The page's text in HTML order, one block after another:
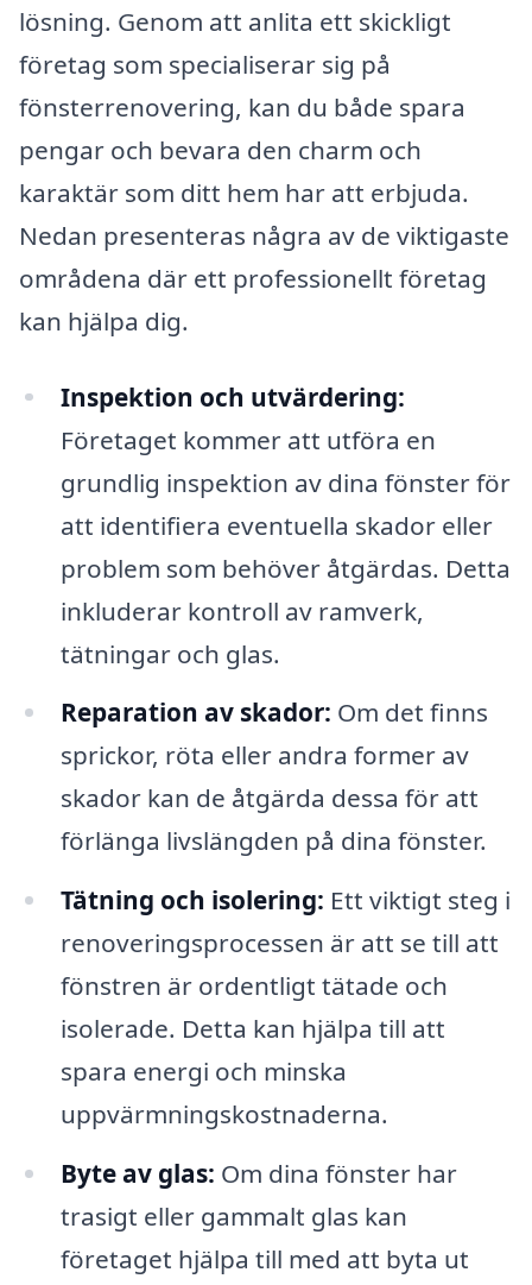
lösning. Genom att anlita ett skickligt
företag som specialiserar sig på
fönsterrenovering, kan du både spara
pengar och bevara den charm och
karaktär som ditt hem har att erbjuda.
Nedan presenteras några av de viktigaste
områdena där ett professionellt företag
kan hjälpa dig.
Inspektion och utvärdering:
Företaget kommer att utföra en
grundlig inspektion av dina fönster för
att identifiera eventuella skador eller
problem som behöver åtgärdas. Detta
inkluderar kontroll av ramverk,
tätningar och glas.
Reparation av skador: Om det finns
sprickor, röta eller andra former av
skador kan de åtgärda dessa för att
förlänga livslängden på dina fönster.
Tätning och isolering: Ett viktigt steg i
renoveringsprocessen är att se till att
fönstren är ordentligt tätade och
isolerade. Detta kan hjälpa till att
spara energi och minska
uppvärmningskostnaderna.
Byte av glas: Om dina fönster har
trasigt eller gammalt glas kan
företaget hjälpa till med att byta ut